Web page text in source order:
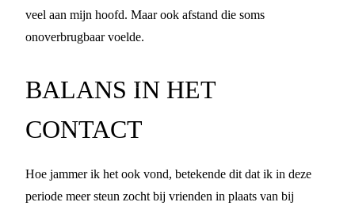
veel aan mijn hoofd. Maar ook afstand die soms
onoverbrugbaar voelde.
BALANS IN HET
CONTACT
Hoe jammer ik het ook vond, betekende dit dat ik in deze
periode meer steun zocht bij vrienden in plaats van bij